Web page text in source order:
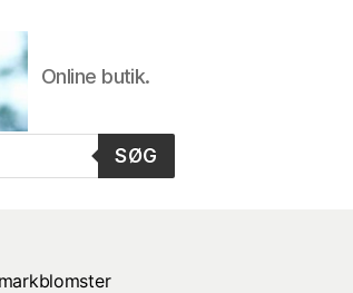
Online butik.
SØG